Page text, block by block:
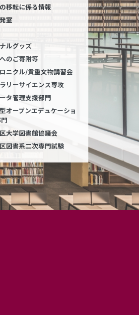
移転に係る情報
室
ルグッズ
のご寄附等
ニクル/貴重文物講習会
リーサイエンス専攻
タ管理支援部門
オープンエデュケーショ
大学図書館協議会
図書系二次専門試験